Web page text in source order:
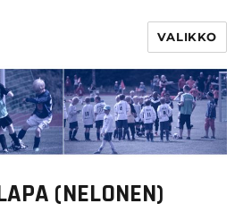
VALIKKO
(NELONEN)